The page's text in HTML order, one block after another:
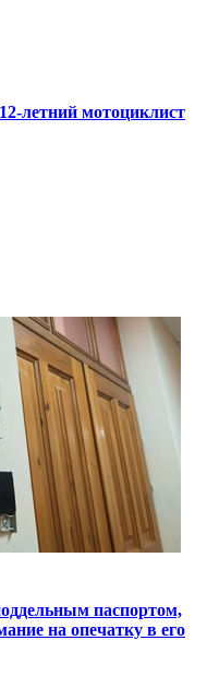
летний мотоциклист
паспортом,
на опечатку в его